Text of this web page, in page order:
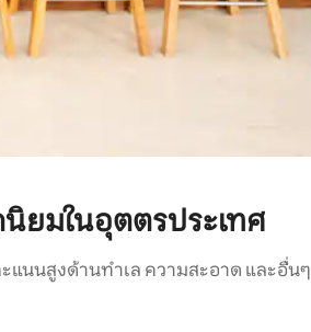
มในอุตตรประเทศ
แนนสูงด้านทำเล ความสะอาด และอื่นๆ